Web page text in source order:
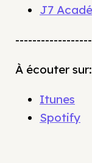
J7
À écouter sur:
Itunes
Spotify